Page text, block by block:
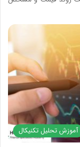
آموزش تحلیل تکنیکال